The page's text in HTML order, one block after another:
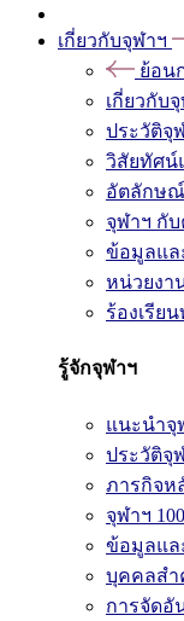
เกี่ยวกับจุฬาฯ
ย้อน
เกี่ยวกับ
ประวัติจุ
วิสัยทัศน์
อัตลักษ
จุฬาฯ กั
ข้อมูลแล
หน่วยงา
ร้องเรีย
รู้จักจุฬาฯ
แนะนำจุ
ประวัติจุ
ภารกิจห
จุฬาฯ
ข้อมูลแล
บุคคลสำ
การจัดอั